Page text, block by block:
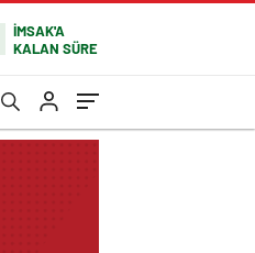
İMSAK'A
KALAN SÜRE